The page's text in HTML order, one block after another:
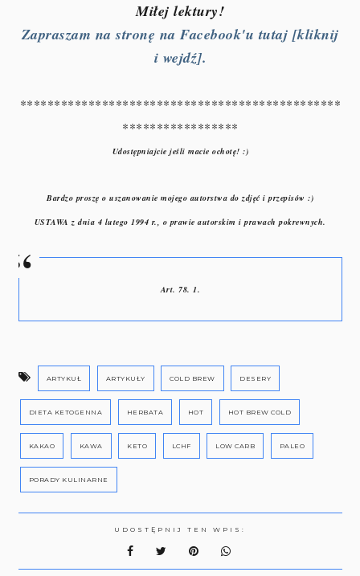
Miłej lektury!
Zapraszam na stronę na Facebook'u tutaj [kliknij
i wejdź].
***********************************************
*****************
Udostępniajcie jeśli macie ochotę! :)
Bardzo proszę o uszanowanie mojego autorstwa do zdjęć i przepisów :)
USTAWA z dnia 4 lutego 1994 r., o prawie autorskim i prawach pokrewnych.
Art. 78. 1.
ARTYKUŁ ARTYKUŁY COLD BREW DESERY
DIETA KETOGENNA HERBATA HOT HOT BREW COLD
KAKAO KAWA KETO LCHF LOW CARB PALEO
PORADY KULINARNE
UDOSTĘPNIJ TEN WPIS: